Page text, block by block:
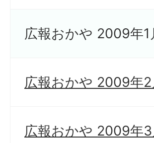
広報おかや 2009年1
広報おかや 2009年2
広報おかや 2009年